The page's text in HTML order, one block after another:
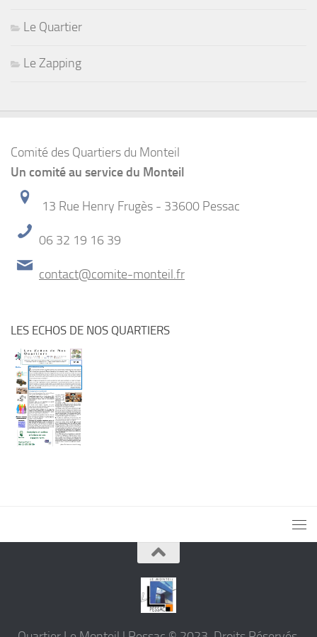
Le Quartier
Le Zapping
Comité des Quartiers du Monteil
Un comité au service du Monteil
13 Rue Henry Frugès - 33600 Pessac
06 32 19 16 39
contact@comite-monteil.fr
LES ECHOS DE NOS QUARTIERS